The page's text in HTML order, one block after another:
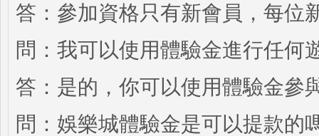
答：參加資格只有新會員，每位
問：我可以使用體驗金進行任何
答：是的，你可以使用體驗金參
問：娛樂城體驗金是可以提款的